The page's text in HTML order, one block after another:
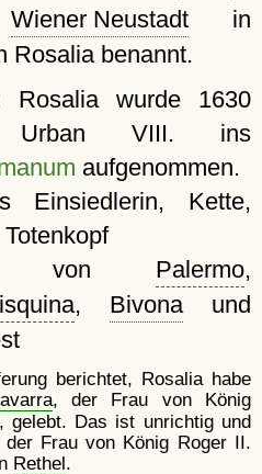
Wiener Neustadtin
Rosalia benannt.
Rosalia wurde 1630
Urban VIII. ins
aufgenommen.
Einsiedlerin, Kette,
von Palermo,
, Bivonaund
berichtet, Rosalia habe
, der Frau von König
gelebt. Das ist unrichtig und
Frau von König Roger II.
Rethel.